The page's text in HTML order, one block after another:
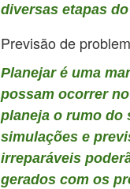
diversas etapas
Previsão de
Planejar é uma
possam ocorrer
planeja o rumo do
simulações e
irreparáveis
gerados com os